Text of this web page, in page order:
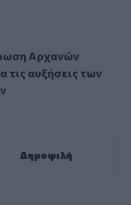
Αρχανών
Αρχανών
τις αυξήσεις των
Δημοφιλή